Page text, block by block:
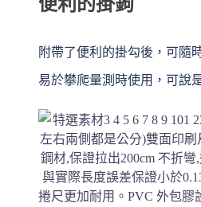
附帶了便利的掛勾後，可隨
易於攀爬量測時使用，可說